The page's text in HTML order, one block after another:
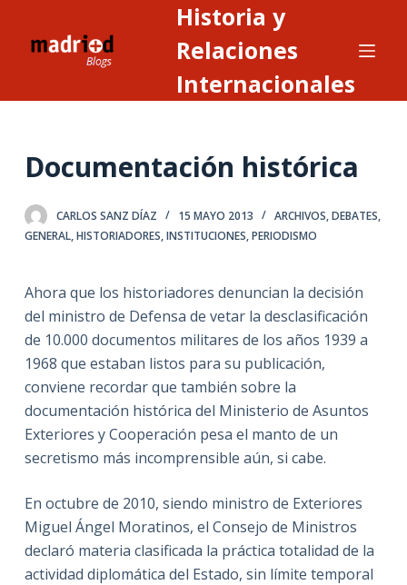
o
e
n
o
Historia y
Relaciones
Internacionales
Documentación histórica
CARLOS SANZ DÍAZ 15 MAYO 2013 ARCHIVOS,DEBATES,
GENERAL,HISTORIADORES,INSTITUCIONES,PERIODISMO
Ahora que los historiadores denuncian la decisión
del ministro de Defensa de vetar la desclasificación
de 10.000 documentos militares de los años 1939 a
1968 que estaban listos para su publicación,
conviene recordar que también sobre la
documentación histórica del Ministerio de Asuntos
Exteriores y Cooperación pesa el manto de un
secretismo más incomprensible aún, si cabe.
En octubre de 2010, siendo ministro de Exteriores
Miguel Ángel Moratinos, el Consejo de Ministros
declaró materia clasificada la práctica totalidad de la
actividad diplomática del Estado, sin límite temporal